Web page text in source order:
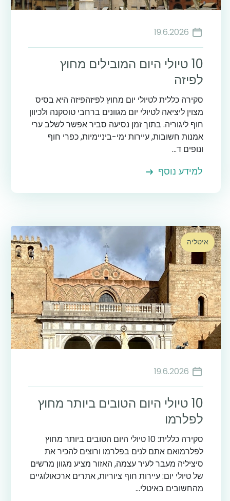
19.6.2026
10 טיולי היום המובילים מחוץ
לפיזה
סקירה כללית לטיולי יום מחוץ לפיזהפיזה היא בסיס
מצוין ליציאה לטיולי יום מגוונים ברחבי טוסקנה ולכיוון
חוף ליגוריה. בתוך זמן נסיעה סביר אפשר לשלב ערי
אמנות חשובות, עיירות ימי-ביניימיות, כפרי חוף
ונופים ד...
למידע נוסף
איטליה
19.6.2026
10 טיולי היום הטובים ביותר מחוץ
לפלרמו
סקירה כללית: 10 טיולי היום הטובים ביותר מחוץ
לפלרמואם אתם לנים בפלרמו ורוצים להכיר את
סיציליה מעבר לעיר עצמה, האזור מציע מגוון מרשים
של טיולי יום: עיירות חוף ציוריות, אתרים ארכאולוגיים
מהחשובים באיטלי...